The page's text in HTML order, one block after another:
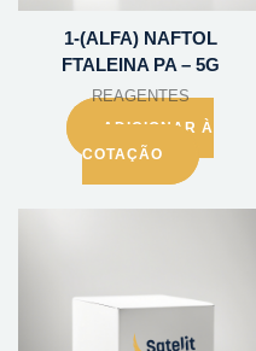
1-(ALFA) NAFTOL
FTALEINA PA – 5G
REAGENTES
ADICIONAR À
COTAÇÃO